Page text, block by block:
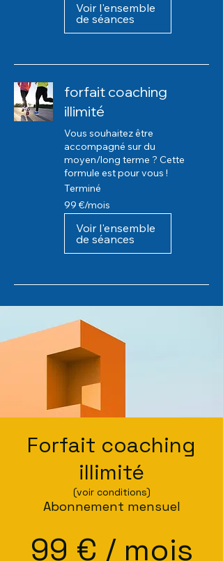
Voir l'ensemble
de séances
forfait coaching
illimité
Vous souhaitez être
accompagné sur du
moyen/long terme ? Cette
formule est pour vous !
Terminé
99
euros/mois
99 €/mois
Voir l'ensemble
de séances
Forfait coaching
illimité
(voir conditions)
Abonnement mensuel
99 € / mois